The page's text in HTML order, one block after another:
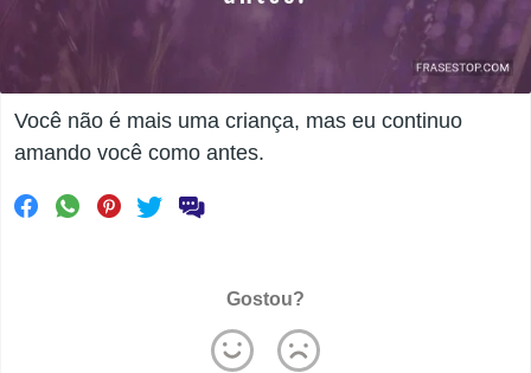
Você não é mais uma criança, mas eu continuo
amando você como antes.
Gostou?